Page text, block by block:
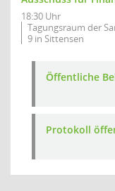
18:30 Uhr
Tagungsraum der
9 in Sittensen
Öffentliche
Protokoll